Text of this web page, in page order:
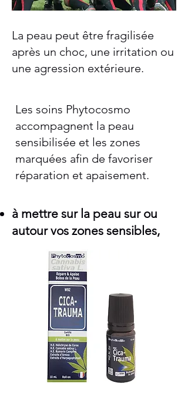
La peau peut être fragilisée
après un choc, une irritation ou
une agression extérieure.
Les soins Phytocosmo
accompagnent la peau
sensibilisée et les zones
marquées afin de favoriser
réparation et apaisement.
à mettre sur la peau sur ou
autour vos zones sensibles,